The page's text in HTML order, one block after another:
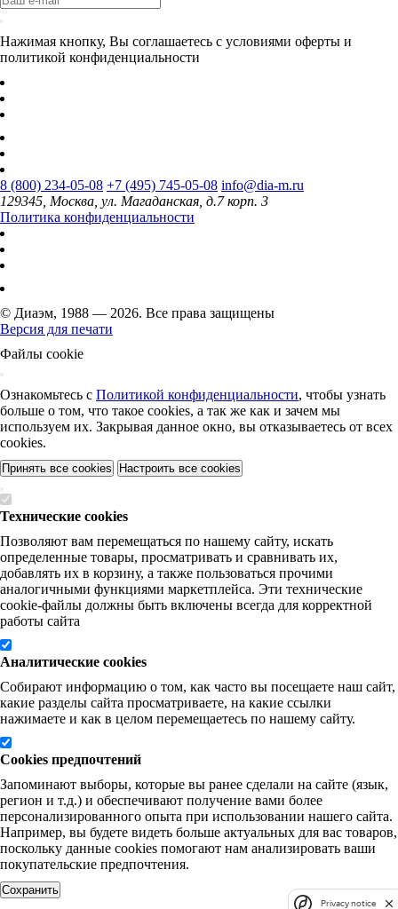
Нажимая кнопку, Вы соглашаетесь с условиями оферты и
политикой конфиденциальности
8 (800) 234-05-08 +7 (495) 745-05-08 info@dia-m.ru
129345, Москва, ул. Магаданская, д.7 корп. 3
Политика конфиденциальности
© Диаэм, 1988 — 2026. Все права защищены
Версия для печати
Файлы cookie
Ознакомьтесь с Политикой конфиденциальности, чтобы узнать
больше о том, что такое cookies, а так же как и зачем мы
используем их. Закрывая данное окно, вы отказываетесь от всех
cookies.
Принять все cookies Настроить все cookies
Технические cookies
Позволяют вам перемещаться по нашему сайту, искать
определенные товары, просматривать и сравнивать их,
добавлять их в корзину, а также пользоваться прочими
аналогичными функциями маркетплейса. Эти технические
cookie-файлы должны быть включены всегда для корректной
работы сайта
Аналитические cookies
Собирают информацию о том, как часто вы посещаете наш сайт,
какие разделы сайта просматриваете, на какие ссылки
нажимаете и как в целом перемещаетесь по нашему сайту.
Cookies предпочтений
Запоминают выборы, которые вы ранее сделали на сайте (язык,
регион и т.д.) и обеспечивают получение вами более
персонализированного опыта при использовании нашего сайта.
Например, вы будете видеть больше актуальных для вас товаров,
поскольку данные cookies помогают нам анализировать ваши
покупательские предпочтения.
Сохранить
Privacy notice